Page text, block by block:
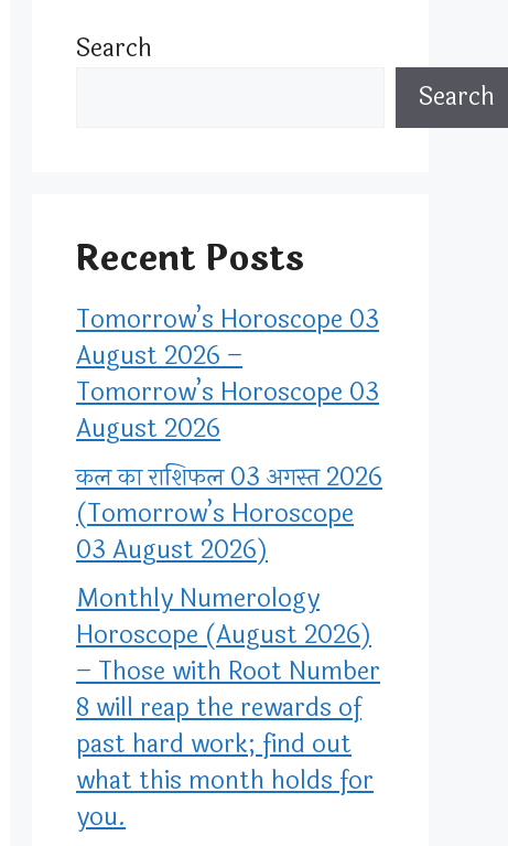
Search
Search
Recent Posts
Tomorrow’s Horoscope 03
August 2026 –
Tomorrow’s Horoscope 03
August 2026
कल का राशिफल 03 अगस्त 2026
(Tomorrow’s Horoscope
03 August 2026)
Monthly Numerology
Horoscope (August 2026)
– Those with Root Number
8 will reap the rewards of
past hard work; find out
what this month holds for
you.